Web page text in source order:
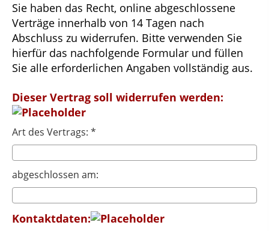
Sie haben das Recht, online abgeschlossene
Verträge innerhalb von 14 Tagen nach
Abschluss zu widerrufen. Bitte verwenden Sie
hierfür das nachfolgende Formular und füllen
Sie alle erforderlichen Angaben vollständig aus.
Dieser Vertrag soll widerrufen werden:
Art des Vertrags: *
abgeschlossen am:
Kontaktdaten: